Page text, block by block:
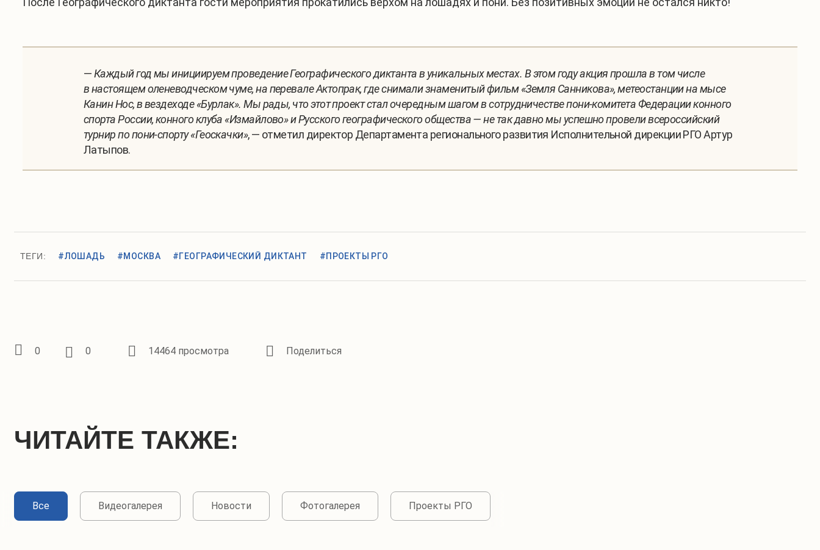
—Каждый год мы инициируем проведение Географического диктанта в уникальных местах. В этом году акция прошла в том числе
в настоящем оленеводческом чуме, на перевале Актопрак, где снимали знаменитый фильм «Земля Санникова», метеостанции на мысе
Канин Нос, в вездеходе «Бурлак». Мы рады, что этот проект стал очередным шагом в сотрудничестве пони-комитета Федерации конного
спорта России, конного клуба «Измайлово» и Русского географического общества — не так давно мы успешно провели всероссийский
турнир по пони-спорту «Геоскачки», — отметил директор Департамента регионального развития Исполнительной дирекции РГО Артур
Латыпов.
ТЕГИ: #ЛОШАДЬ #МОСКВА #ГЕОГРАФИЧЕСКИЙ ДИКТАНТ #ПРОЕКТЫ РГО
0 0 14464 просмотра
ЧИТАЙТЕ ТАКЖЕ:
Все Видеогалерея Новости Фотогалерея Проекты РГО